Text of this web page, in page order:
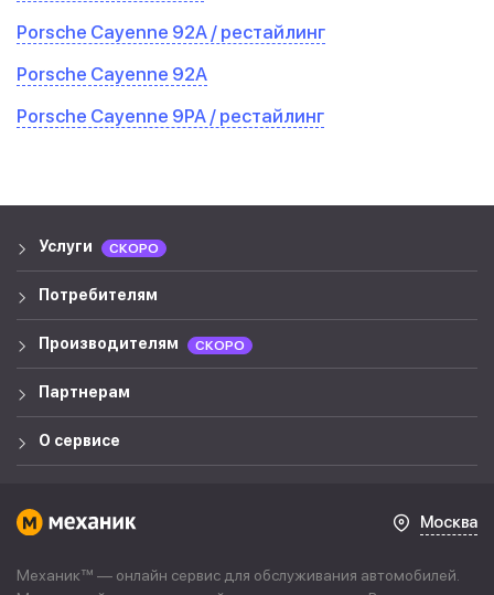
Porsche Cayenne 92A / рестайлинг
Porsche Cayenne 92A
Porsche Cayenne 9PA / рестайлинг
Услуги СКОРО
Потребителям
Производителям СКОРО
Партнерам
О сервисе
Москва
Механик™ — онлайн сервис для обслуживания автомобилей.